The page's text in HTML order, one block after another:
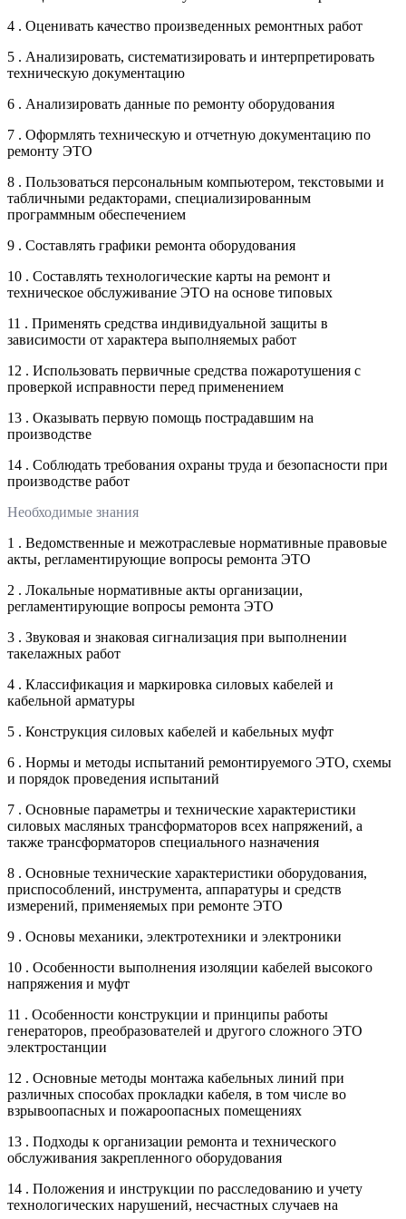
4 . Оценивать качество произведенных ремонтных работ
5 . Анализировать, систематизировать и интерпретировать
техническую документацию
6 . Анализировать данные по ремонту оборудования
7 . Оформлять техническую и отчетную документацию по
ремонту ЭТО
8 . Пользоваться персональным компьютером, текстовыми и
табличными редакторами, специализированным
программным обеспечением
9 . Составлять графики ремонта оборудования
10 . Составлять технологические карты на ремонт и
техническое обслуживание ЭТО на основе типовых
11 . Применять средства индивидуальной защиты в
зависимости от характера выполняемых работ
12 . Использовать первичные средства пожаротушения с
проверкой исправности перед применением
13 . Оказывать первую помощь пострадавшим на
производстве
14 . Соблюдать требования охраны труда и безопасности при
производстве работ
Необходимые знания
1 . Ведомственные и межотраслевые нормативные правовые
акты, регламентирующие вопросы ремонта ЭТО
2 . Локальные нормативные акты организации,
регламентирующие вопросы ремонта ЭТО
3 . Звуковая и знаковая сигнализация при выполнении
такелажных работ
4 . Классификация и маркировка силовых кабелей и
кабельной арматуры
5 . Конструкция силовых кабелей и кабельных муфт
6 . Нормы и методы испытаний ремонтируемого ЭТО, схемы
и порядок проведения испытаний
7 . Основные параметры и технические характеристики
силовых масляных трансформаторов всех напряжений, а
также трансформаторов специального назначения
8 . Основные технические характеристики оборудования,
приспособлений, инструмента, аппаратуры и средств
измерений, применяемых при ремонте ЭТО
9 . Основы механики, электротехники и электроники
10 . Особенности выполнения изоляции кабелей высокого
напряжения и муфт
11 . Особенности конструкции и принципы работы
генераторов, преобразователей и другого сложного ЭТО
электростанции
12 . Основные методы монтажа кабельных линий при
различных способах прокладки кабеля, в том числе во
взрывоопасных и пожароопасных помещениях
13 . Подходы к организации ремонта и технического
обслуживания закрепленного оборудования
14 . Положения и инструкции по расследованию и учету
технологических нарушений, несчастных случаев на